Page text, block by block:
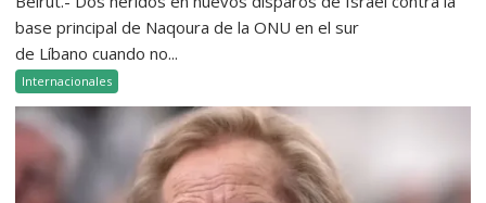
base principal de Naqoura de la ONU en el sur
de Líbano cuando no...
Internacionales